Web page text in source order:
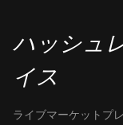
ハッシュ
イス
ライブマーケットプ